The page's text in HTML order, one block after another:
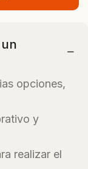
opciones,
y
realizar el